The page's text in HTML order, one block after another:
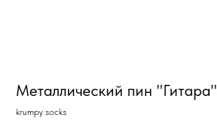
Металлический пин "Гитара"
krumpy socks